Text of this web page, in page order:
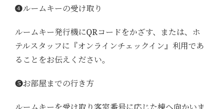
➍ルームキーの受け取り
ルームキー発行機にQRコードをかざす、または、ホ
テルスタッフに『オンラインチェックイン』利用であ
ることをお伝えください。
➎お部屋までの行き方